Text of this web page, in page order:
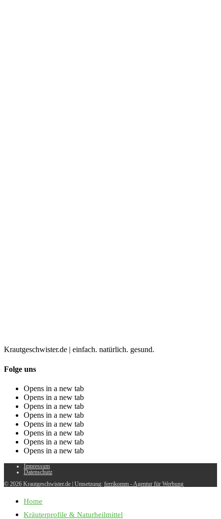
Krautgeschwister.de | einfach. natürlich. gesund.
Folge uns
Opens in a new tab
Opens in a new tab
Opens in a new tab
Opens in a new tab
Opens in a new tab
Opens in a new tab
Opens in a new tab
Opens in a new tab
Impressum
Datenschutz
© 2026 Krautgeschwister.de | Umsetzung: ferrikomm - Agentur für Werbung
Home
Kräuterprofile & Naturheilmittel